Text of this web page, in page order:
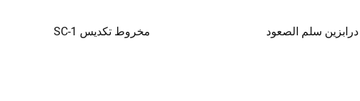
درابزين سلم الصعود مخروط تكديس SC-1